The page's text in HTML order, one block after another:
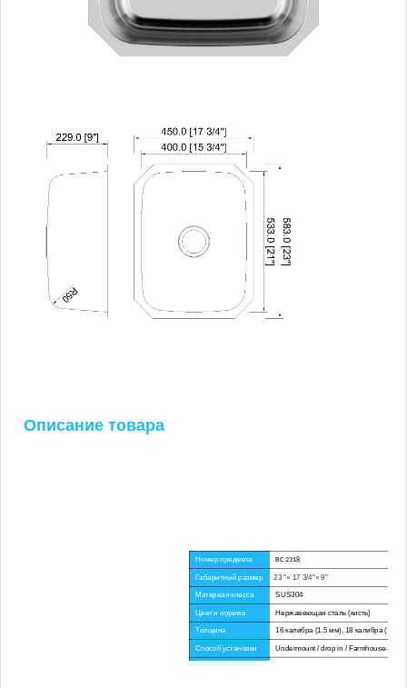
Описание товара
Номер предмета ВС 2318
Габаритный размер 23 "× 17 3/4"× 9"
Материал класса SUS304
Цвет и отделка Нержавеющая сталь (кисть)
Толщина 16 калибра (1,5 мм), 18 калибра (1,2
Способ установки Undermount / drop in / Farmhouse-Parn-